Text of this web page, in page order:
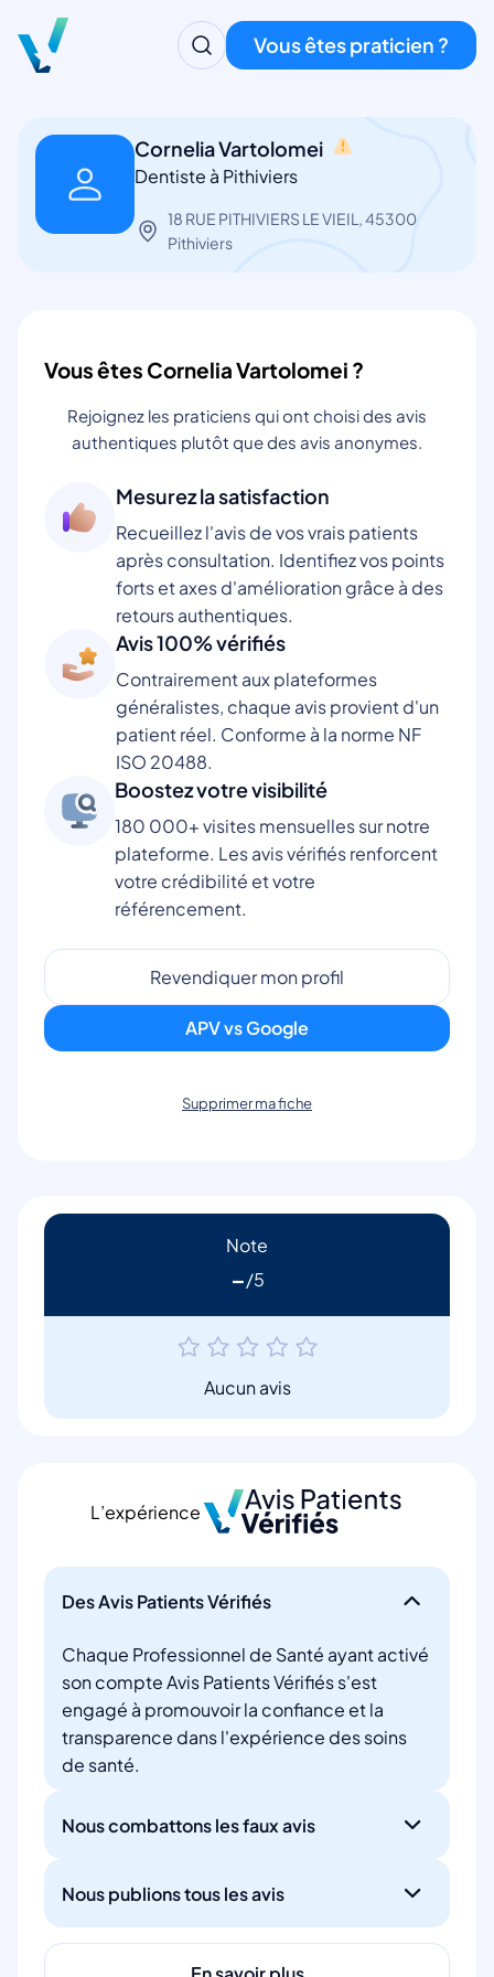
Vous êtes praticien ?
Cornelia Vartolomei
Dentiste à Pithiviers
18 RUE PITHIVIERS LE VIEIL, 45300
Pithiviers
Vous êtes Cornelia Vartolomei ?
Rejoignez les praticiens qui ont choisi des avis
authentiques plutôt que des avis anonymes.
Mesurez la satisfaction
Recueillez l'avis de vos vrais patients
après consultation. Identifiez vos points
forts et axes d'amélioration grâce à des
retours authentiques.
Avis 100% vérifiés
Contrairement aux plateformes
généralistes, chaque avis provient d'un
patient réel. Conforme à la norme NF
ISO 20488.
Boostez votre visibilité
180 000+ visites mensuelles sur notre
plateforme. Les avis vérifiés renforcent
votre crédibilité et votre
référencement.
Revendiquer mon profil
APV vs Google
Supprimer ma fiche
Note
-
Aucun avis
L’expérience
Des Avis Patients Vérifiés
Chaque Professionnel de Santé ayant activé
son compte Avis Patients Vérifiés s'est
engagé à promouvoir la confiance et la
transparence dans l'expérience des soins
de santé.
Nous combattons les faux avis
Nous publions tous les avis